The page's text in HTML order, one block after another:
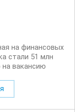
на финансовых
стали 51 млн
вакансию
с
на...